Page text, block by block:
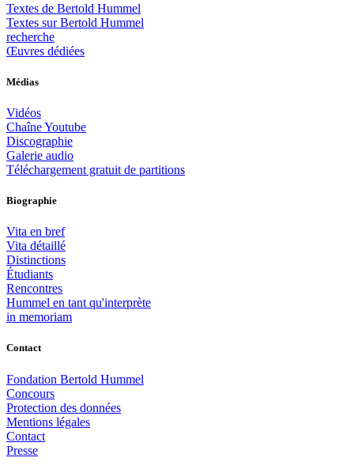
Textes de Bertold Hummel
Textes sur Bertold Hummel
recherche
Œuvres dédiées
Médias
Vidéos
Chaîne Youtube
Discographie
Galerie audio
Téléchargement gratuit de partitions
Biographie
Vita en bref
Vita détaillé
Distinctions
Étudiants
Rencontres
Hummel en tant qu'interprète
in memoriam
Contact
Fondation Bertold Hummel
Concours
Protection des données
Mentions légales
Contact
Presse